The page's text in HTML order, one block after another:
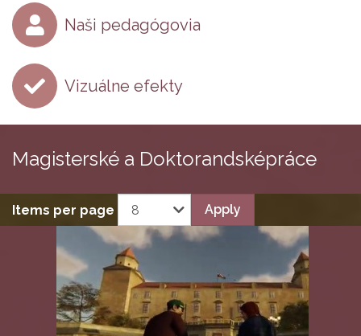
Naši pedagógovia
Vizuálne efekty
Magisterské a Doktorandsképráce
Items per page Apply